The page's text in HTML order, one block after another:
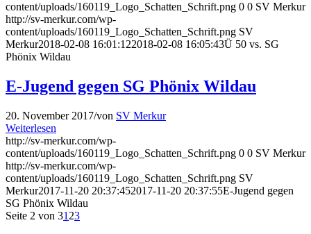
content/uploads/160119_Logo_Schatten_Schrift.png 0 0 SV Merkur
http://sv-merkur.com/wp-
content/uploads/160119_Logo_Schatten_Schrift.png SV
Merkur2018-02-08 16:01:122018-02-08 16:05:43Ü 50 vs. SG
Phönix Wildau
E-Jugend gegen SG Phönix Wildau
20. November 2017/von SV Merkur
Weiterlesen
http://sv-merkur.com/wp-
content/uploads/160119_Logo_Schatten_Schrift.png 0 0 SV Merkur
http://sv-merkur.com/wp-
content/uploads/160119_Logo_Schatten_Schrift.png SV
Merkur2017-11-20 20:37:452017-11-20 20:37:55E-Jugend gegen
SG Phönix Wildau
Seite 2 von 31 23